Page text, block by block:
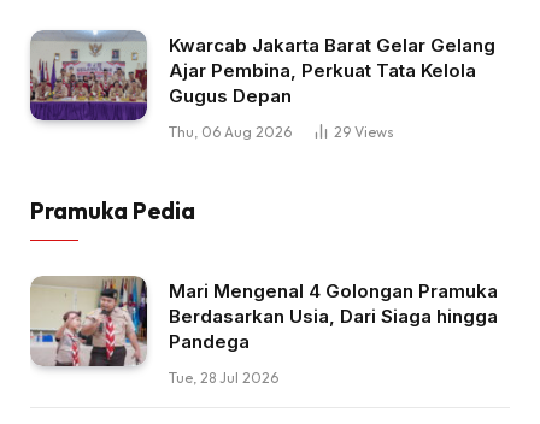
Kwarcab Jakarta Barat Gelar Gelang
Ajar Pembina, Perkuat Tata Kelola
Gugus Depan
Thu, 06 Aug 2026 29 Views
Pramuka Pedia
Mari Mengenal 4 Golongan Pramuka
Berdasarkan Usia, Dari Siaga hingga
Pandega
Tue, 28 Jul 2026